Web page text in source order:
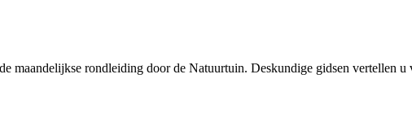
maandelijkse rondleiding door de Natuurtuin. Deskundige gidsen vertellen u